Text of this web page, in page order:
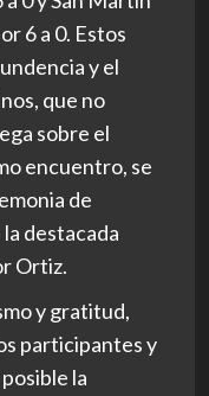
6 a 0. Estos
y el
que no
sobre el
encuentro, se
de
destacada
Ortiz.
y gratitud,
participantes y
la